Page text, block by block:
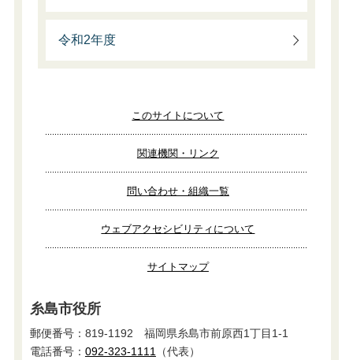
令和2年度
このサイトについて
関連機関・リンク
問い合わせ・組織一覧
ウェブアクセシビリティについて
サイトマップ
糸島市役所
郵便番号：819-1192 福岡県糸島市前原西1丁目1-1
電話番号： 092-323-1111 （代表）